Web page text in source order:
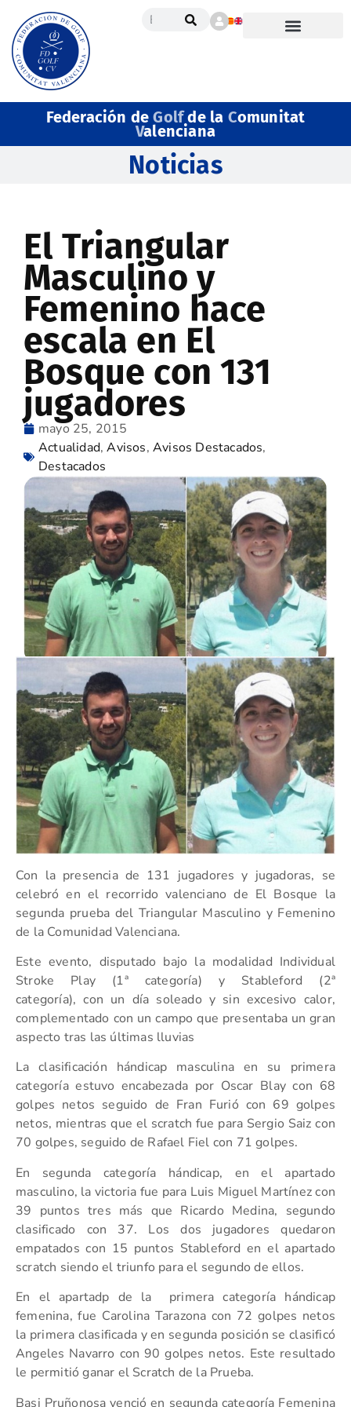
Federación deGolfde la Comunitat
Valenciana
Noticias
El Triangular
Masculino y
Femenino hace
escala en El
Bosque con 131
jugadores
mayo 25, 2015
Actualidad,Avisos,Avisos Destacados,
Destacados
Con la presencia de 131 jugadores y jugadoras, se
celebró en el recorrido valenciano de El Bosque la
segunda prueba del Triangular Masculino y Femenino
de la Comunidad Valenciana.
Este evento, disputado bajo la modalidad Individual
Stroke Play (1ª categoría) y Stableford (2ª
categoría), con un día soleado y sin excesivo calor,
complementado con un campo que presentaba un gran
aspecto tras las últimas lluvias
La clasificación hándicap masculina en su primera
categoría estuvo encabezada por Oscar Blay con 68
golpes netos seguido de Fran Furió con 69 golpes
netos, mientras que el scratch fue para Sergio Saiz con
70 golpes, seguido de Rafael Fiel con 71 golpes.
En segunda categoría hándicap, en el apartado
masculino, la victoria fue para Luis Miguel Martínez con
39 puntos tres más que Ricardo Medina, segundo
clasificado con 37. Los dos jugadores quedaron
empatados con 15 puntos Stableford en el apartado
scratch siendo el triunfo para el segundo de ellos.
En el apartadp de la primera categoría hándicap
femenina, fue Carolina Tarazona con 72 golpes netos
la primera clasificada y en segunda posición se clasificó
Angeles Navarro con 90 golpes netos. Este resultado
le permitió ganar el Scratch de la Prueba.
Basi Pruñonosa venció en segunda categoría Femenina